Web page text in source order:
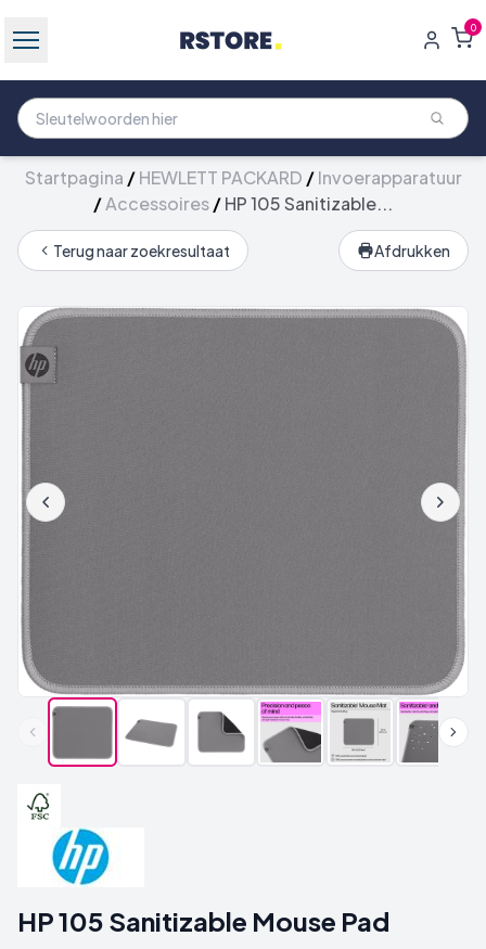
0
Startpagina /HEWLETT PACKARD /Invoerapparatuur
/Accessoires/HP 105 Sanitizable...
Terug naar zoekresultaat Afdrukken
HP 105 Sanitizable Mouse Pad